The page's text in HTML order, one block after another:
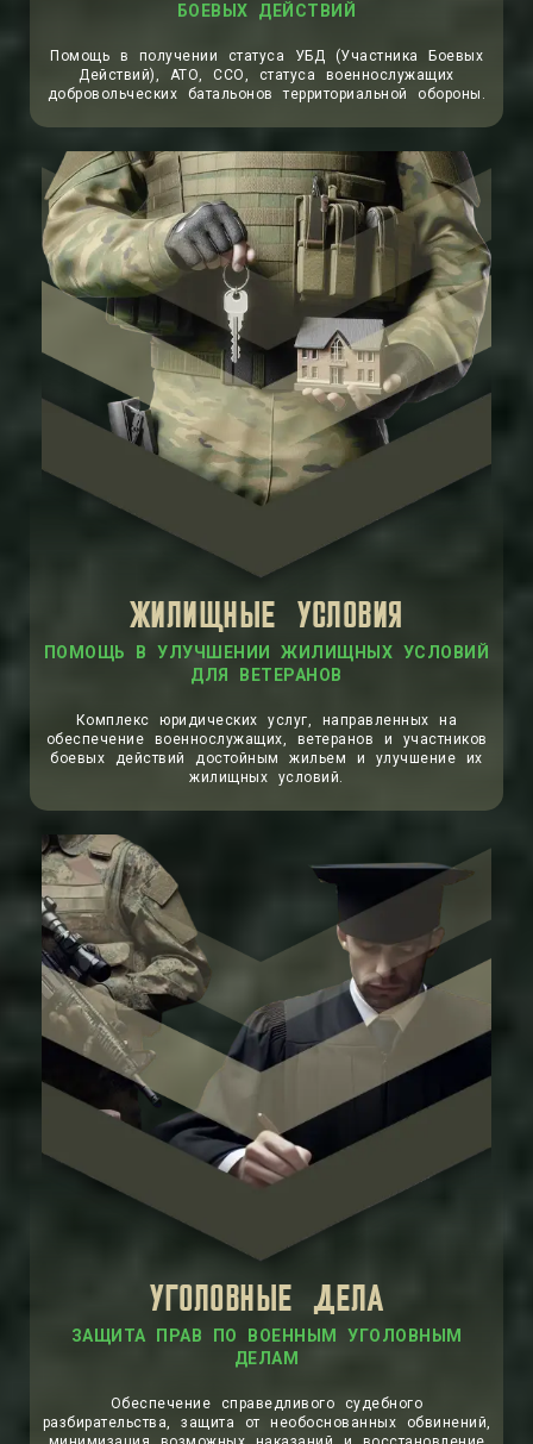
БОЕВЫХ ДЕЙСТВИЙ
Помощь в получении статуса УБД (Участника Боевых
Действий), АТО, ССО, статуса военнослужащих
добровольческих батальонов территориальной обороны.
ЖИЛИЩНЫЕ УСЛОВИЯ
ПОМОЩЬ В УЛУЧШЕНИИ ЖИЛИЩНЫХ УСЛОВИЙ
ДЛЯ ВЕТЕРАНОВ
Комплекс юридических услуг, направленных на
обеспечение военнослужащих, ветеранов и участников
боевых действий достойным жильем и улучшение их
жилищных условий.
УГОЛОВНЫЕ ДЕЛА
ЗАЩИТА ПРАВ ПО ВОЕННЫМ УГОЛОВНЫМ
ДЕЛАМ
Обеспечение справедливого судебного
разбирательства, защита от необоснованных обвинений,